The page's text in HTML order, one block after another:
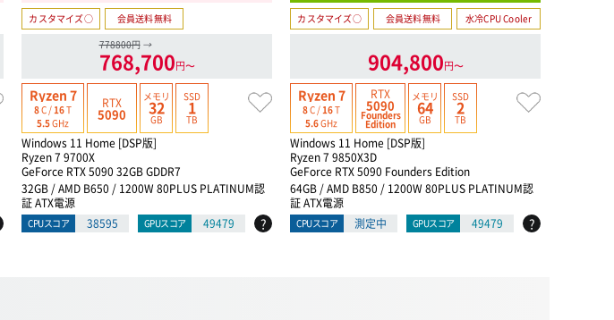
カスタマイズ○
会員送料無料
778800円 →
768,700円〜
Ryzen 7
8C /16T
5.5GHz
RTX
5090
メモリ
32
GB
SSD
1
TB
Windows 11 Home [DSP版]
Ryzen 7 9700X
GeForce RTX 5090 32GB GDDR7
32GB / AMD B650 / 1200W 80PLUS PLATINUM認
証 ATX電源
CPUスコア 38595 GPUスコア 49479 ?
カスタマイズ○ 会員送料無料 水冷CPU Cooler
904,800円〜
Ryzen 7
8C /16T
5.6GHz
RTX
5090
Founders
Edition
メモリ
64
GB
SSD
2
TB
Windows 11 Home [DSP版]
Ryzen 7 9850X3D
GeForce RTX 5090 Founders Edition
64GB / AMD B850 / 1200W 80PLUS PLATINUM認
証 ATX電源
CPUスコア 測定中 GPUスコア 49479 ?